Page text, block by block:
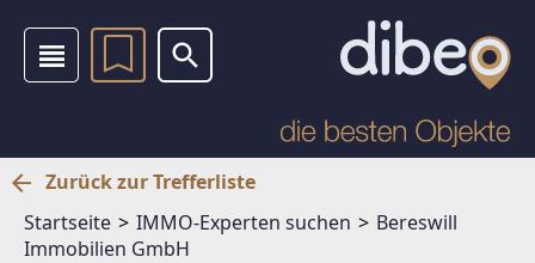
Zurück zur Trefferliste
Startseite
IMMO-Experten suchen
Bereswill
Immobilien GmbH